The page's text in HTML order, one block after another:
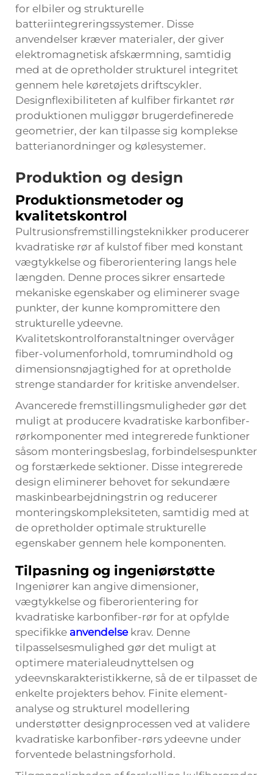
for elbiler og strukturelle
batteriintegreringssystemer. Disse
anvendelser kræver materialer, der giver
elektromagnetisk afskærmning, samtidig
med at de opretholder strukturel integritet
gennem hele køretøjets driftscykler.
Designflexibiliteten af kulfiber firkantet rør
produktionen muliggør brugerdefinerede
geometrier, der kan tilpasse sig komplekse
batterianordninger og kølesystemer.
Produktion og design
Produktionsmetoder og
kvalitetskontrol
Pultrusionsfremstillingsteknikker producerer
kvadratiske rør af kulstof fiber med konstant
vægtykkelse og fiberorientering langs hele
længden. Denne proces sikrer ensartede
mekaniske egenskaber og eliminerer svage
punkter, der kunne kompromittere den
strukturelle ydeevne.
Kvalitetskontrolforanstaltninger overvåger
fiber-volumenforhold, tomrumindhold og
dimensionsnøjagtighed for at opretholde
strenge standarder for kritiske anvendelser.
Avancerede fremstillingsmuligheder gør det
muligt at producere kvadratiske karbonfiber-
rørkomponenter med integrerede funktioner
såsom monteringsbeslag, forbindelsespunkter
og forstærkede sektioner. Disse integrerede
design eliminerer behovet for sekundære
maskinbearbejdningstrin og reducerer
monteringskompleksiteten, samtidig med at
de opretholder optimale strukturelle
egenskaber gennem hele komponenten.
Tilpasning og ingeniørstøtte
Ingeniører kan angive dimensioner,
vægtykkelse og fiberorientering for
kvadratiske karbonfiber-rør for at opfylde
specifikke anvendelse krav. Denne
tilpasselsesmulighed gør det muligt at
optimere materialeudnyttelsen og
ydeevnskarakteristikkerne, så de er tilpasset de
enkelte projekters behov. Finite element-
analyse og strukturel modellering
understøtter designprocessen ved at validere
kvadratiske karbonfiber-rørs ydeevne under
forventede belastningsforhold.